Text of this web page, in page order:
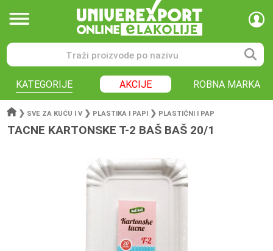
KATEGORIJE AKCIJE ROBNA MARKA
❯ SVE ZA KUĆU I V ❯ PLASTIKA I PAPI ❯ PLASTIČNI I PAP
TACNE KARTONSKE T-2 BAŠ BAŠ 20/1